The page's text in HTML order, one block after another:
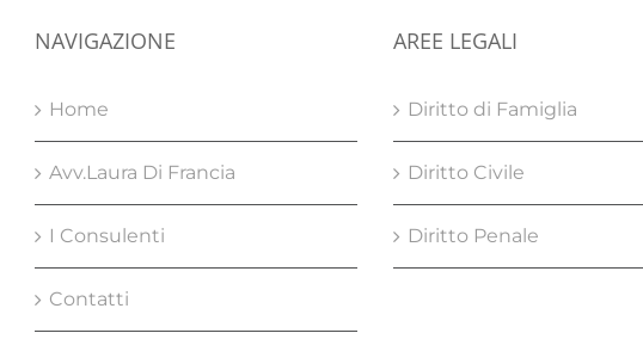
NAVIGAZIONE
Home
Avv.Laura Di Francia
I Consulenti
Contatti
AREE LEGALI
Diritto di Famiglia
Diritto Civile
Diritto Penale